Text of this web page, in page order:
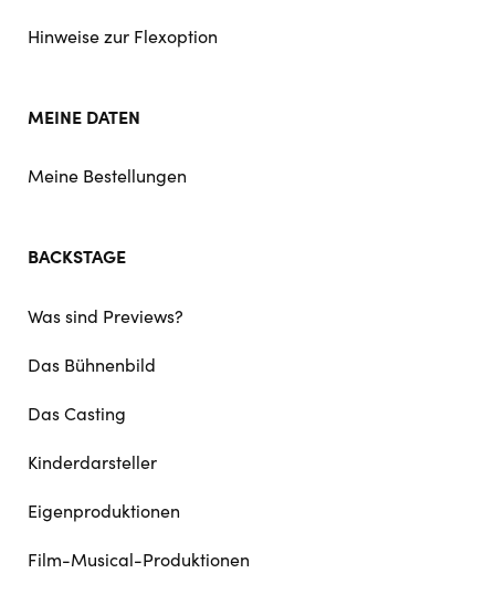
Hinweise zur Flexoption
MEINE DATEN
Meine Bestellungen
BACKSTAGE
Was sind Previews?
Das Bühnenbild
Das Casting
Kinderdarsteller
Eigenproduktionen
Film-Musical-Produktionen